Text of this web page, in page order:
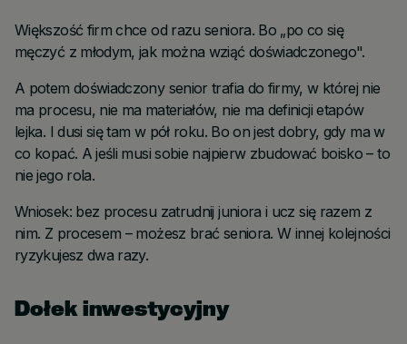
Większość firm chce od razu seniora. Bo „po co się
męczyć z młodym, jak można wziąć doświadczonego".
A potem doświadczony senior trafia do firmy, w której nie
ma procesu, nie ma materiałów, nie ma definicji etapów
lejka. I dusi się tam w pół roku. Bo on jest dobry, gdy ma w
co kopać. A jeśli musi sobie najpierw zbudować boisko – to
nie jego rola.
Wniosek: bez procesu zatrudnij juniora i ucz się razem z
nim. Z procesem – możesz brać seniora. W innej kolejności
ryzykujesz dwa razy.
Dołek inwestycyjny